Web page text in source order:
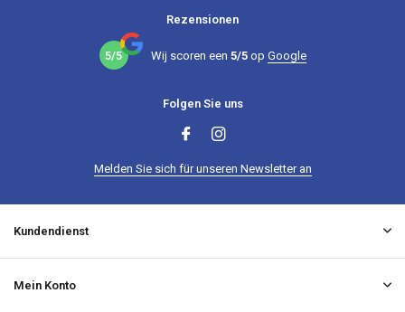
Rezensionen
5/5 Wij scoren een 5/5op Google
Folgen Sie uns
Melden Sie sich für unseren Newsletter an
Kundendienst
Mein Konto